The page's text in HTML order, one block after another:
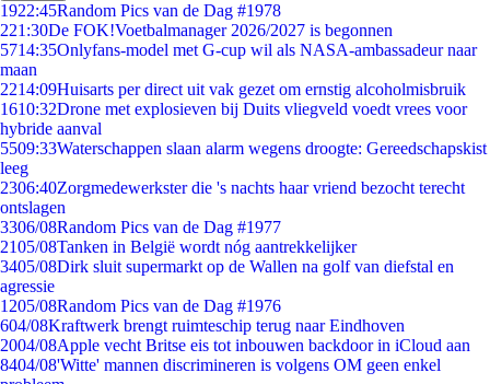
1922:45Random Pics van de Dag #1978
221:30De FOK!Voetbalmanager 2026/2027 is begonnen
5714:35Onlyfans-model met G-cup wil als NASA-ambassadeur naar
maan
2214:09Huisarts per direct uit vak gezet om ernstig alcoholmisbruik
1610:32Drone met explosieven bij Duits vliegveld voedt vrees voor
hybride aanval
5509:33Waterschappen slaan alarm wegens droogte: Gereedschapskist
leeg
2306:40Zorgmedewerkster die 's nachts haar vriend bezocht terecht
ontslagen
3306/08Random Pics van de Dag #1977
2105/08Tanken in België wordt nóg aantrekkelijker
3405/08Dirk sluit supermarkt op de Wallen na golf van diefstal en
agressie
1205/08Random Pics van de Dag #1976
604/08Kraftwerk brengt ruimteschip terug naar Eindhoven
2004/08Apple vecht Britse eis tot inbouwen backdoor in iCloud aan
8404/08'Witte' mannen discrimineren is volgens OM geen enkel